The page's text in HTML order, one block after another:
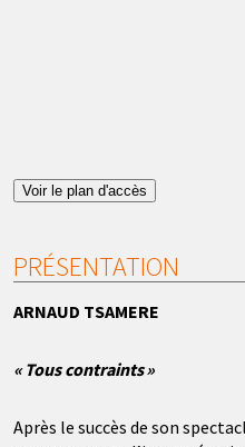
Voir le plan d'accès
PRÉSENTATION
ARNAUD TSAMERE
« Tous contraints »
Après le succès de son